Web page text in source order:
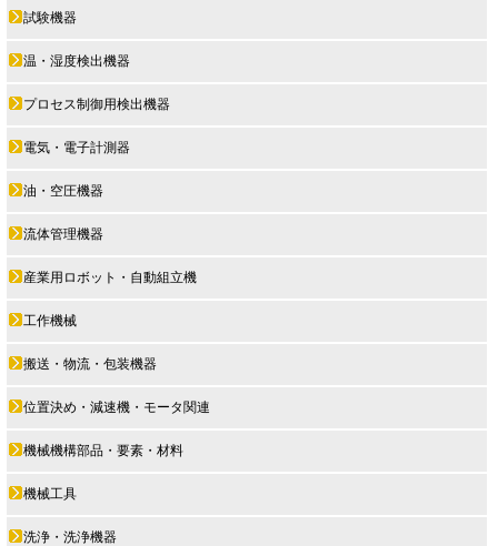
試験機器
温・湿度検出機器
プロセス制御用検出機器
電気・電子計測器
油・空圧機器
流体管理機器
産業用ロボット・自動組立機
工作機械
搬送・物流・包装機器
位置決め・減速機・モータ関連
機械機構部品・要素・材料
機械工具
洗浄・洗浄機器